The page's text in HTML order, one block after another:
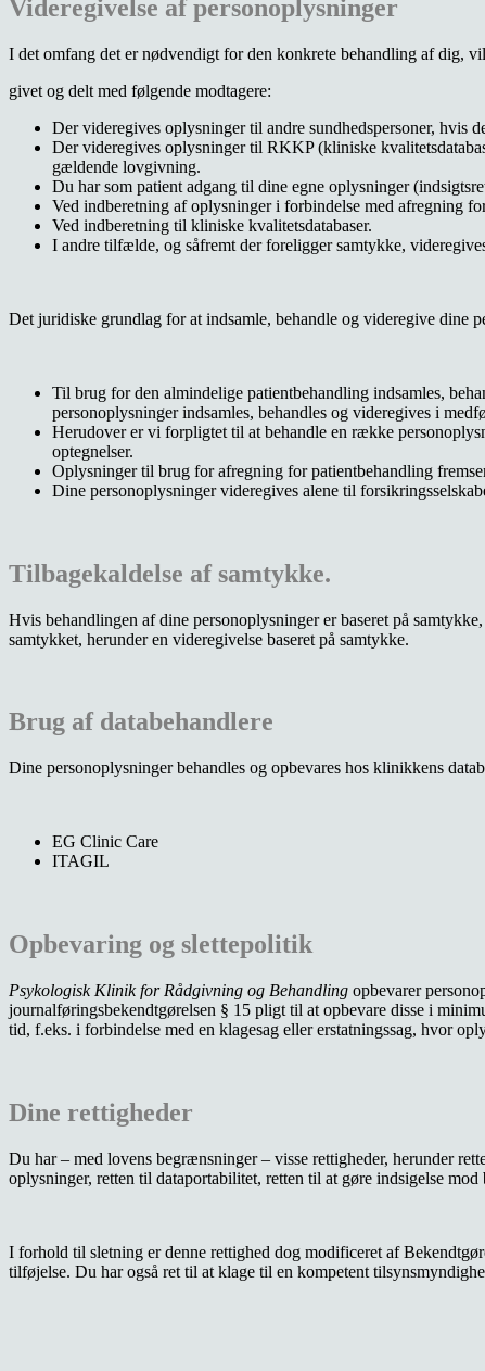
Videregivelse af personoplysninger
I det omfang det er nødvendigt for den konkrete behandling af dig,
givet og delt med følgende modtagere:
Der videregives oplysninger til andre sundhedspersoner, hvis
Der videregives oplysninger til RKKP (kliniske
gældende lovgivning.
Du har som patient adgang til dine egne oplysninger
Ved indberetning af oplysninger i forbindelse med afregning
Ved indberetning til kliniske kvalitetsdatabaser.
I andre tilfælde, og såfremt der foreligger samtykke,
Det juridiske grundlag for at indsamle, behandle og videregive dine
Til brug for den almindelige patientbehandling indsamles,
personoplysninger indsamles, behandles og videregives i
Herudover er vi forpligtet til at behandle en række
optegnelser.
Oplysninger til brug for afregning for patientbehandling
Dine personoplysninger videregives alene til
Tilbagekaldelse af samtykke.
Hvis behandlingen af dine personoplysninger er baseret på
samtykket, herunder en videregivelse baseret på samtykke.
Brug af databehandlere
Dine personoplysninger behandles og opbevares hos klinikkens
EG Clinic Care
ITAGIL
Opbevaring og slettepolitik
Psykologisk Klinik for Rådgivning og Behandling opbevarer
journalføringsbekendtgørelsen § 15 pligt til at opbevare disse i
tid, f.eks. i forbindelse med en klagesag eller erstatningssag, hvor
Dine rettigheder
Du har – med lovens begrænsninger – visse rettigheder, herunder
oplysninger, retten til dataportabilitet, retten til at gøre indsigelse
I forhold til sletning er denne rettighed dog modificeret af
tilføjelse. Du har også ret til at klage til en kompetent